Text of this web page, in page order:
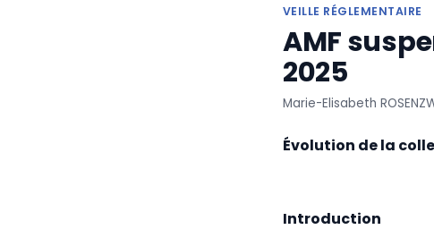
VEILLE RÉGLEMENTAIRE
AMF
2025
Marie-Elisabeth
Évolution de la
Introduction